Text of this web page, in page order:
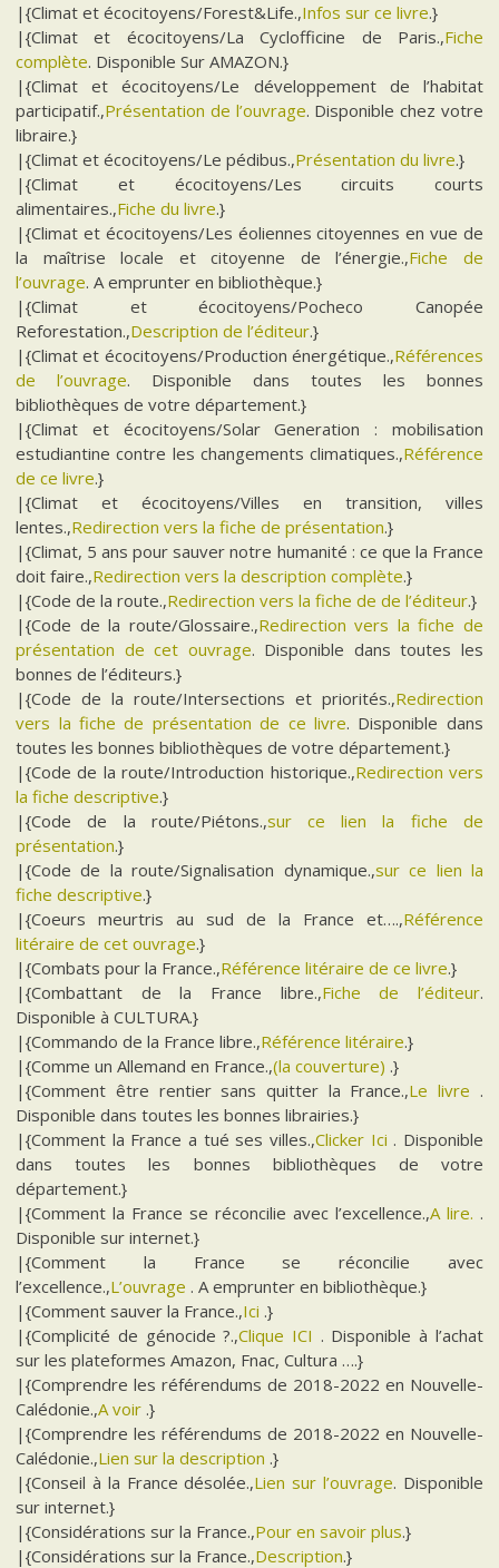
|{Climat et écocitoyens/Forest&Life.,Infos sur ce livre.}
|{Climat et écocitoyens/La Cyclofficine de Paris.,Fiche
complète. Disponible Sur AMAZON.}
|{Climat et écocitoyens/Le développement de l’habitat
participatif.,Présentation de l’ouvrage. Disponible chez votre
libraire.}
|{Climat et écocitoyens/Le pédibus.,Présentation du livre.}
|{Climat et écocitoyens/Les circuits courts
alimentaires.,Fiche du livre.}
|{Climat et écocitoyens/Les éoliennes citoyennes en vue de
la maîtrise locale et citoyenne de l’énergie.,Fiche de
l’ouvrage. A emprunter en bibliothèque.}
|{Climat et écocitoyens/Pocheco Canopée
Reforestation.,Description de l’éditeur.}
|{Climat et écocitoyens/Production énergétique.,Références
de l’ouvrage. Disponible dans toutes les bonnes
bibliothèques de votre département.}
|{Climat et écocitoyens/Solar Generation : mobilisation
estudiantine contre les changements climatiques.,Référence
de ce livre.}
|{Climat et écocitoyens/Villes en transition, villes
lentes.,Redirection vers la fiche de présentation.}
|{Climat, 5 ans pour sauver notre humanité : ce que la France
doit faire.,Redirection vers la description complète.}
|{Code de la route.,Redirection vers la fiche de de l’éditeur.}
|{Code de la route/Glossaire.,Redirection vers la fiche de
présentation de cet ouvrage. Disponible dans toutes les
bonnes de l’éditeurs.}
|{Code de la route/Intersections et priorités.,Redirection
vers la fiche de présentation de ce livre. Disponible dans
toutes les bonnes bibliothèques de votre département.}
|{Code de la route/Introduction historique.,Redirection vers
la fiche descriptive.}
|{Code de la route/Piétons.,sur ce lien la fiche de
présentation.}
|{Code de la route/Signalisation dynamique.,sur ce lien la
fiche descriptive.}
|{Coeurs meurtris au sud de la France et….,Référence
litéraire de cet ouvrage.}
|{Combats pour la France.,Référence litéraire de ce livre.}
|{Combattant de la France libre.,Fiche de l’éditeur.
Disponible à CULTURA.}
|{Commando de la France libre.,Référence litéraire.}
|{Comme un Allemand en France.,(la couverture) .}
|{Comment être rentier sans quitter la France.,Le livre .
Disponible dans toutes les bonnes librairies.}
|{Comment la France a tué ses villes.,Clicker Ici . Disponible
dans toutes les bonnes bibliothèques de votre
département.}
|{Comment la France se réconcilie avec l’excellence.,A lire. .
Disponible sur internet.}
|{Comment la France se réconcilie avec
l’excellence.,L’ouvrage . A emprunter en bibliothèque.}
|{Comment sauver la France.,Ici .}
|{Complicité de génocide ?.,Clique ICI . Disponible à l’achat
sur les plateformes Amazon, Fnac, Cultura ….}
|{Comprendre les référendums de 2018-2022 en Nouvelle-
Calédonie.,A voir .}
|{Comprendre les référendums de 2018-2022 en Nouvelle-
Calédonie.,Lien sur la description .}
|{Conseil à la France désolée.,Lien sur l’ouvrage. Disponible
sur internet.}
|{Considérations sur la France.,Pour en savoir plus.}
|{Considérations sur la France.,Description.}